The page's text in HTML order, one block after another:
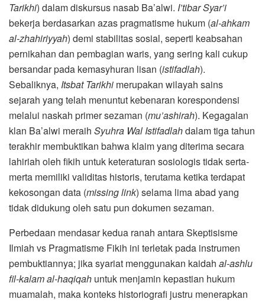
Tarikhi) dalam diskursus nasab Ba’alwi. I’tibar Syar’i
bekerja berdasarkan azas pragmatisme hukum (al-ahkam
al-zhahiriyyah) demi stabilitas sosial, seperti keabsahan
pernikahan dan pembagian waris, yang sering kali cukup
bersandar pada kemasyhuran lisan (istifadlah).
Sebaliknya, Itsbat Tarikhi merupakan wilayah sains
sejarah yang telah menuntut kebenaran korespondensi
melalui naskah primer sezaman (mu’ashirah). Kegagalan
klan Ba’alwi meraih Syuhra Wal Istifadlahdalam tiga tahun
terakhir membuktikan bahwa klaim yang diterima secara
lahiriah oleh fikih untuk keteraturan sosiologis tidak serta-
merta memiliki validitas historis, terutama ketika terdapat
kekosongan data (missing link) selama lima abad yang
tidak didukung oleh satu pun dokumen sezaman.
Perbedaan mendasar kedua ranah antara Skeptisisme
Ilmiah vs Pragmatisme Fikih ini terletak pada instrumen
pembuktiannya; jika syariat menggunakan kaidah al-ashlu
fil-kalam al-haqiqah untuk menjamin kepastian hukum
muamalah, maka konteks historiografi justru menerapkan